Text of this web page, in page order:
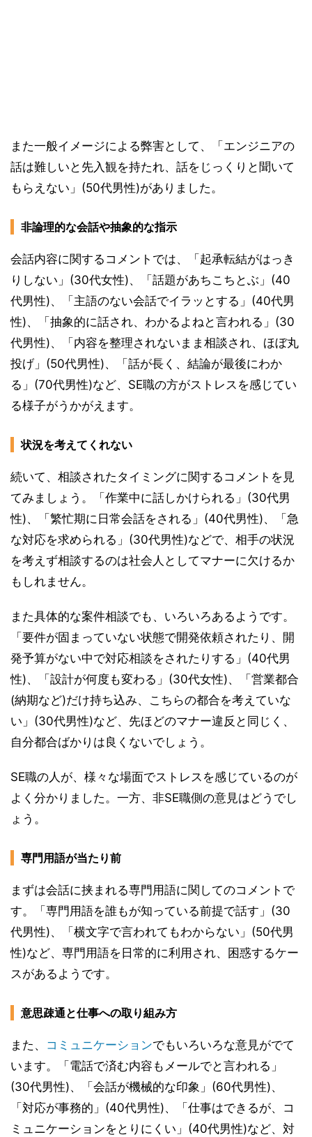
また一般イメージによる弊害として、「エンジニアの
話は難しいと先入観を持たれ、話をじっくりと聞いて
もらえない」(50代男性)がありました。
非論理的な会話や抽象的な指示
会話内容に関するコメントでは、「起承転結がはっき
りしない」(30代女性)、「話題があちこちとぶ」(40
代男性)、「主語のない会話でイラッとする」(40代男
性)、「抽象的に話され、わかるよねと言われる」(30
代男性)、「内容を整理されないまま相談され、ほぼ丸
投げ」(50代男性)、「話が長く、結論が最後にわか
る」(70代男性)など、SE職の方がストレスを感じてい
る様子がうかがえます。
状況を考えてくれない
続いて、相談されたタイミングに関するコメントを見
てみましょう。「作業中に話しかけられる」(30代男
性)、「繁忙期に日常会話をされる」(40代男性)、「急
な対応を求められる」(30代男性)などで、相手の状況
を考えず相談するのは社会人としてマナーに欠けるか
もしれません。
また具体的な案件相談でも、いろいろあるようです。
「要件が固まっていない状態で開発依頼されたり、開
発予算がない中で対応相談をされたりする」(40代男
性)、「設計が何度も変わる」(30代女性)、「営業都合
(納期など)だけ持ち込み、こちらの都合を考えていな
い」(30代男性)など、先ほどのマナー違反と同じく、
自分都合ばかりは良くないでしょう。
SE職の人が、様々な場面でストレスを感じているのが
よく分かりました。一方、非SE職側の意見はどうでし
ょう。
専門用語が当たり前
まずは会話に挟まれる専門用語に関してのコメントで
す。「専門用語を誰もが知っている前提で話す」(30
代男性)、「横文字で言われてもわからない」(50代男
性)など、専門用語を日常的に利用され、困惑するケー
スがあるようです。
意思疎通と仕事への取り組み方
また、 コミュニケーションでもいろいろな意見がでて
います。「電話で済む内容もメールでと言われる」
(30代男性)、「会話が機械的な印象」(60代男性)、
「対応が事務的」(40代男性)、「仕事はできるが、コ
ミュニケーションをとりにくい」(40代男性)など、対